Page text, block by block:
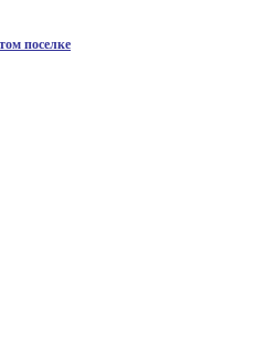
поселке